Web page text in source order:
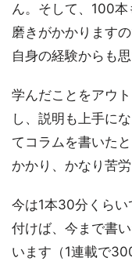
ん。そして、100
磨きがかかります
自身の経験からも思
学んだことをアウ
し、説明も上手に
てコラムを書いた
かかり、かなり苦
今は1本30分くら
付けば、今まで書
います（1連載で